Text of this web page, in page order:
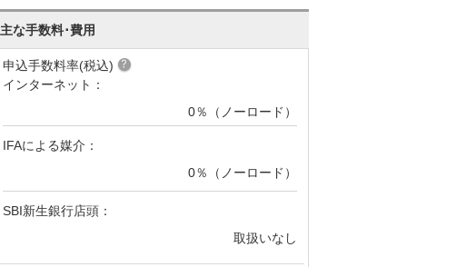
主な手数料･費用
申込手数料率(税込)
インターネット：
0％（ノーロード）
IFAによる媒介：
0％（ノーロード）
SBI新生銀行店頭：
取扱いなし